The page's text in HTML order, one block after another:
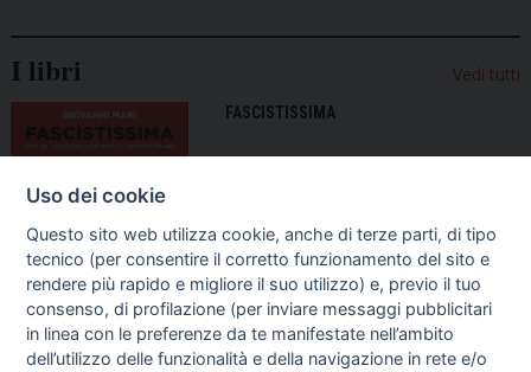
I libri Vedi tutti
FASCISTISSIMA
Uso dei cookie
Questo sito web utilizza cookie, anche di terze parti, di tipo
tecnico (per consentire il corretto funzionamento del sito e
rendere più rapido e migliore il suo utilizzo) e, previo il tuo
consenso, di profilazione (per inviare messaggi pubblicitari
in linea con le preferenze da te manifestate nell’ambito
dell’utilizzo delle funzionalità e della navigazione in rete e/o